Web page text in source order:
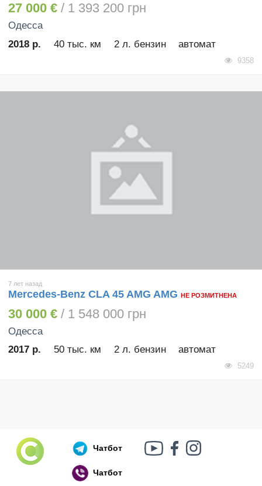
27 000 € / 1 393 200 грн
Одесса
2018 р.
40 тыс. км 2 л. бензин автомат
9358
7 лет назад
Mercedes-Benz CLA 45 AMG AMG НЕ РОЗМИТНЕНА
30 000 € / 1 548 000 грн
Одесса
2017 р.
50 тыс. км 2 л. бензин автомат
5249
Чатбот
Чатбот